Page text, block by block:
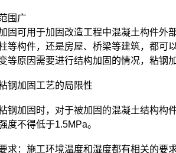
围广
固可用于加固改造工程中混凝土构件外
等构件，还是房屋、桥梁等建筑，都可
等原因需要进行结构加固的情况，粘钢
钢加固工艺的局限性
钢加固时，对于被加固的混凝土结构构
度不得低于1.5MPa。
求：施工环境温度和湿度都有相关的要